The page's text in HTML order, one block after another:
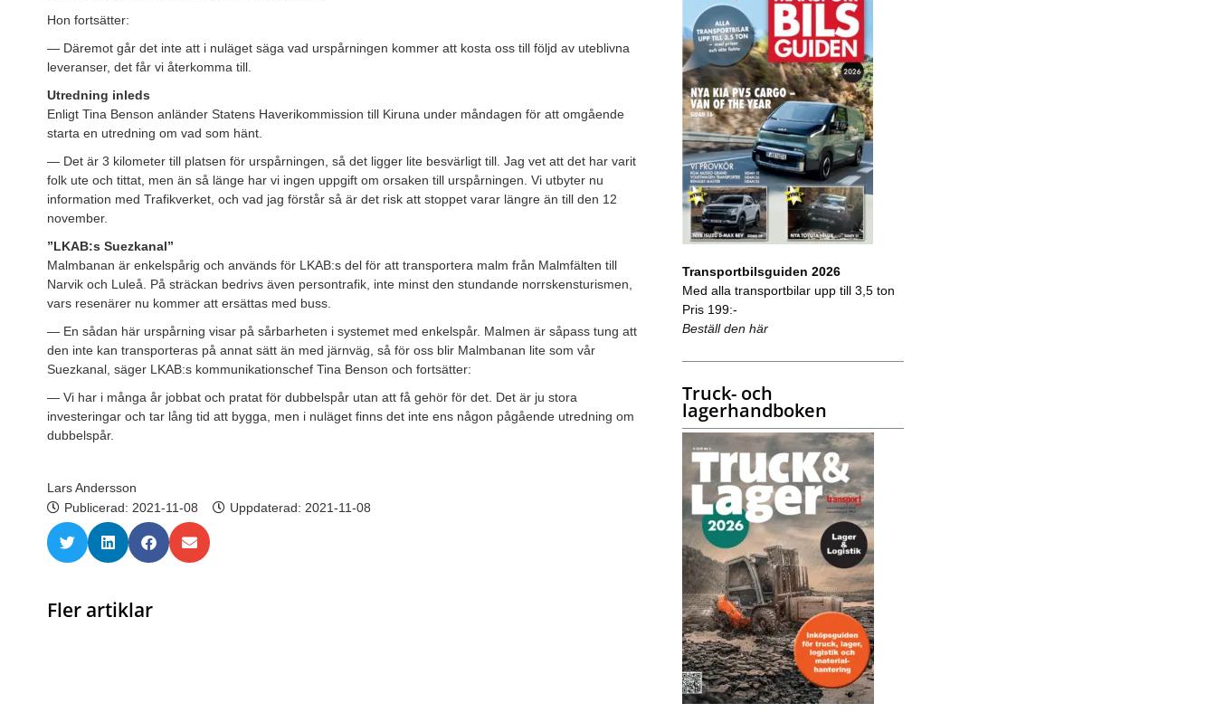
Hon fortsätter:
— Däremot går det inte att i nuläget säga vad urspårningen kommer att kosta oss till följd av uteblivna
leveranser, det får vi återkomma till.
Utredning inleds
Enligt Tina Benson anländer Statens Haverikommission till Kiruna under måndagen för att omgående
starta en utredning om vad som hänt.
— Det är 3 kilometer till platsen för urspårningen, så det ligger lite besvärligt till. Jag vet att det har varit
folk ute och tittat, men än så länge har vi ingen uppgift om orsaken till urspårningen. Vi utbyter nu
information med Trafikverket, och vad jag förstår så är det risk att stoppet varar längre än till den 12
november.
”LKAB:s Suezkanal”
Malmbanan är enkelspårig och används för LKAB:s del för att transportera malm från Malmfälten till
Narvik och Luleå. På sträckan bedrivs även persontrafik, inte minst den stundande norrskensturismen,
vars resenärer nu kommer att ersättas med buss.
— En sådan här urspårning visar på sårbarheten i systemet med enkelspår. Malmen är såpass tung att
den inte kan transporteras på annat sätt än med järnväg, så för oss blir Malmbanan lite som vår
Suezkanal, säger LKAB:s kommunikationschef Tina Benson och fortsätter:
— Vi har i många år jobbat och pratat för dubbelspår utan att få gehör för det. Det är ju stora
investeringar och tar lång tid att bygga, men i nuläget finns det inte ens någon pågående utredning om
dubbelspår.
Lars Andersson
Publicerad: 2021-11-08 Uppdaterad: 2021-11-08
Fler artiklar
Transportbilsguiden 2026
Med alla transportbilar upp till 3,5 ton
Pris 199:-
Beställ den här
Truck- och
lagerhandboken